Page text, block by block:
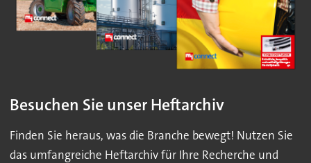
Besuchen Sie unser Heftarchiv
Finden Sie heraus, was die Branche bewegt! Nutzen Sie
das umfangreiche Heftarchiv für Ihre Recherche und